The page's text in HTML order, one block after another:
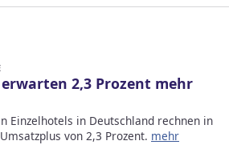
erwarten 2,3 Prozent mehr
Einzelhotels in Deutschland rechnen in
von 2,3 Prozent. mehr